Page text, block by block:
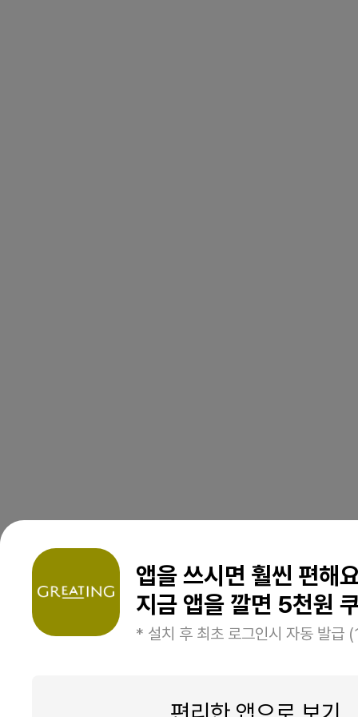
앱을 쓰시면 훨씬 편해
지금 앱을 깔면 5천원
* 설치 후 최초 로그인시 자동 발급